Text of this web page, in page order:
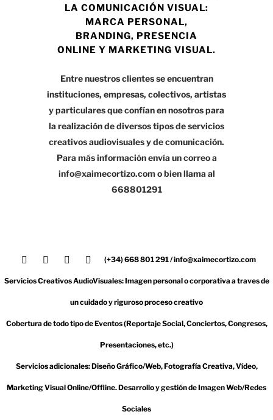
LA COMUNICACIÓN VISUAL:
MARCA PERSONAL,
BRANDING, PRESENCIA
ONLINE Y MARKETING VISUAL.
Entre nuestros clientes se encuentran
instituciones, empresas, colectivos, artistas
y particulares que confían en nosotros para
la realización de diversos tipos de servicios
creativos audiovisuales y de comunicación.
Para más información envía un correo a
info@xaimecortizo.com o bien llama al
668801291
(+34) 668 801 291 / info@xaimecortizo.com
Servicios Creativos AudioVisuales: Imagen personal o corporativa a traves de
un cuidado y riguroso proceso creativo
Cobertura de todo tipo de Eventos (Reportaje Social, Conciertos, Congresos,
Presentaciones, etc.)
Servicios adicionales: Diseño Gráfico/Web, Fotografía Creativa, Vídeo,
Marketing Visual Online/Offline. Desarrollo y gestión de Imagen Web/Redes
Sociales